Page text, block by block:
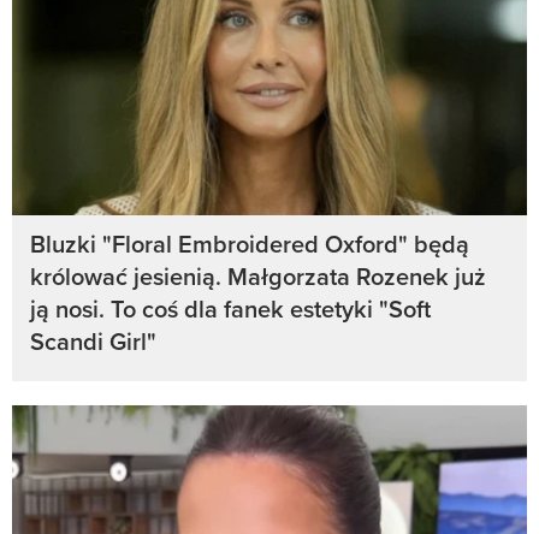
Bluzki "Floral Embroidered Oxford" będą
królować jesienią. Małgorzata Rozenek już
ją nosi. To coś dla fanek estetyki "Soft
Scandi Girl"